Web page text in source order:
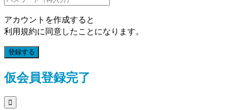
アカウントを作成すると
利用規約に同意したことになります。
登録する
仮会員登録完了
